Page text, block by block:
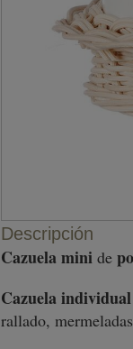
Descripción
Cazuelamini de
Cazuela individual
rallado,